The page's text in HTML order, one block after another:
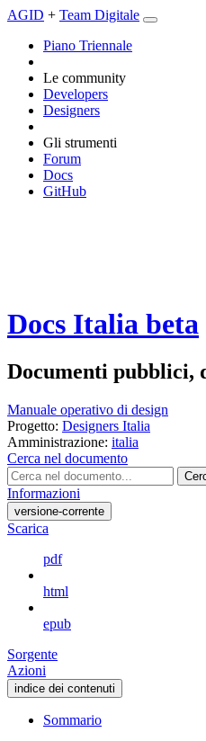
AGID + Team Digitale
Piano Triennale
Le community
Developers
Designers
Gli strumenti
Forum
Docs
GitHub
Docs Italia beta
Documenti pubblici,
Manuale operativo di design
Progetto: Designers Italia
Amministrazione: italia
Cerca nel documento
Informazioni
versione-corrente
Scarica
pdf
html
epub
Sorgente
Azioni
indice dei contenuti
Sommario